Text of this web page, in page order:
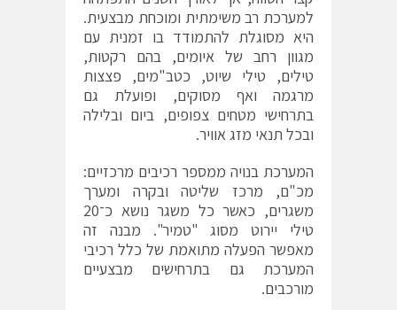
למערכת רב משימתית ומוכחת מבצעית.
היא מסוגלת להתמודד בו זמנית עם
מגוון רחב של איומים, בהם רקטות,
טילים, טילי שיוט, כטב"מים, פצצות
מרגמה ואף מסוקים, ופועלת גם
בתרחישי מטחים צפופים, ביום ובלילה
ובכל תנאי מזג אוויר.
המערכת בנויה ממספר רכיבים מרכזיים:
מכ"ם, מרכז שליטה ובקרה ומערך
משגרים, כאשר כל משגר נושא כ־20
טילי יירוט מסוג "טמיר". מבנה זה
מאפשר הפעלה מתואמת של כלל רכיבי
המערכת גם בתרחישים מבצעיים
מורכבים.